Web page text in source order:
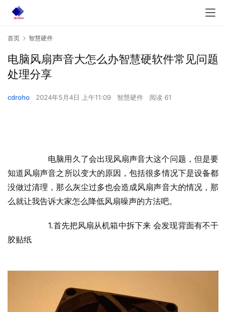
首页 智慧硬件
电脑风扇声音大怎么办智慧硬软件常见问题
处理分享
cdroho 2024年5月4日 上午11:09 智慧硬件 阅读 61
知道风扇声音之所以变大的原因，包括很多情况下是设备都
没做过清理，那么灰尘过多也会造成风扇声音大的情况，那
么就让我告诉大家怎么降低风扇噪声的方法吧。
胶贴纸